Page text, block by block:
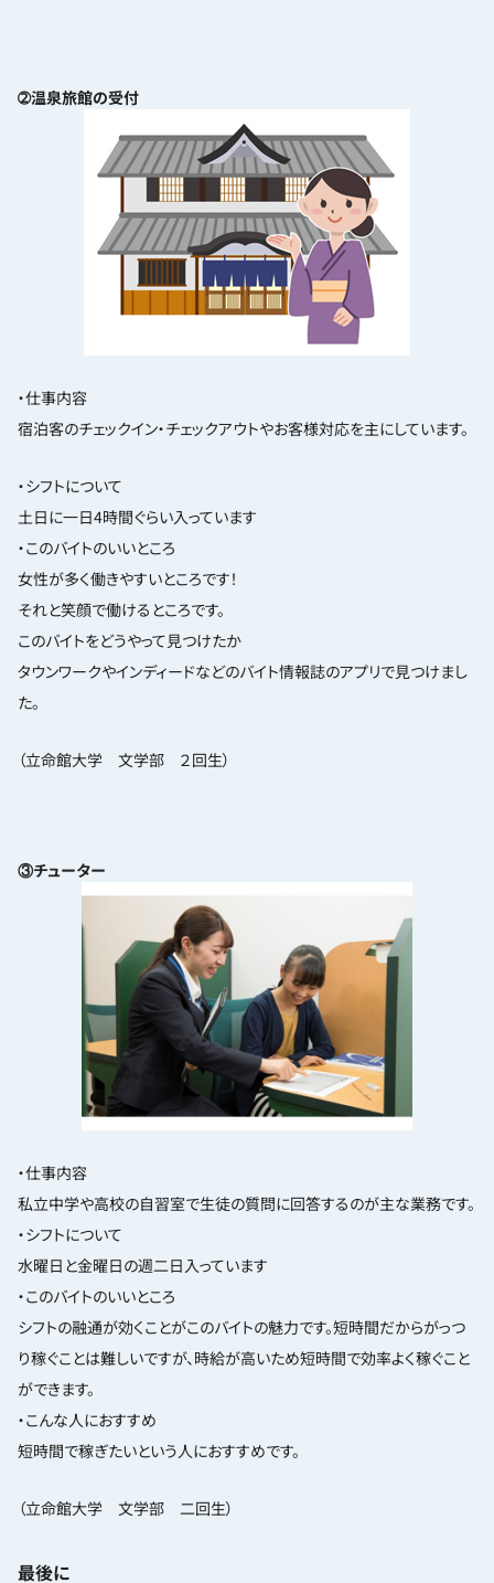
➁温泉旅館の受付
・仕事内容
宿泊客のチェックイン・チェックアウトやお客様対応を主にしています。
・シフトについて
土日に一日4時間ぐらい入っています
・このバイトのいいところ
女性が多く働きやすいところです！
それと笑顔で働けるところです。
このバイトをどうやって見つけたか
タウンワークやインディードなどのバイト情報誌のアプリで見つけまし
た。
（立命館大学 文学部 ２回生）
③チューター
・仕事内容
私立中学や高校の自習室で生徒の質問に回答するのが主な業務です。
・シフトについて
水曜日と金曜日の週二日入っています
・このバイトのいいところ
シフトの融通が効くことがこのバイトの魅力です。短時間だからがっつ
り稼ぐことは難しいですが、時給が高いため短時間で効率よく稼ぐこと
ができます。
・こんな人におすすめ
短時間で稼ぎたいという人におすすめです。
（立命館大学 文学部 二回生）
最後に